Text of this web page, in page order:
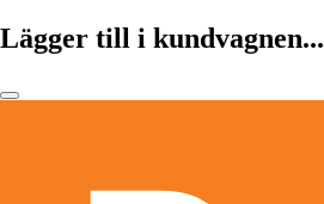
Lägger till i kundvagnen...